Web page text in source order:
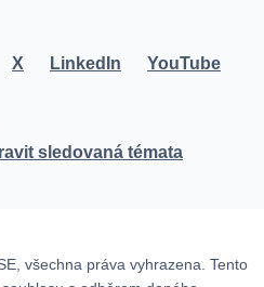
X LinkedIn YouTube
sledovaná témata
všechna práva vyhrazena. Tento